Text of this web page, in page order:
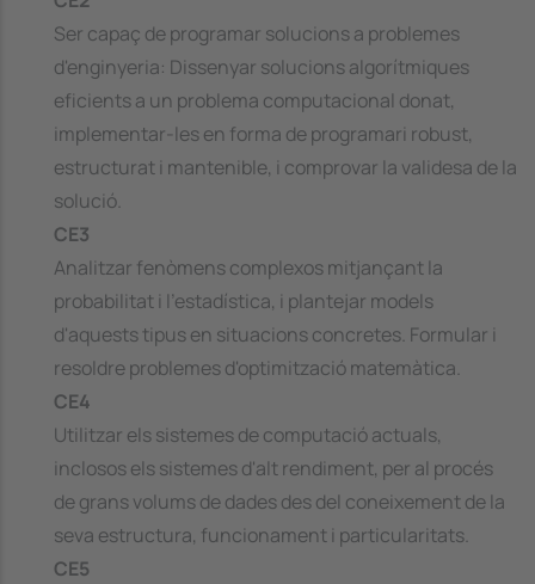
Ser capaç de programar solucions a problemes
d'enginyeria: Dissenyar solucions algorítmiques
eficients a un problema computacional donat,
implementar-les en forma de programari robust,
estructurat i mantenible, i comprovar la validesa de la
solució.
CE3
Analitzar fenòmens complexos mitjançant la
probabilitat i l'estadística, i plantejar models
d'aquests tipus en situacions concretes. Formular i
resoldre problemes d'optimització matemàtica.
CE4
Utilitzar els sistemes de computació actuals,
inclosos els sistemes d'alt rendiment, per al procés
de grans volums de dades des del coneixement de la
seva estructura, funcionament i particularitats.
CE5